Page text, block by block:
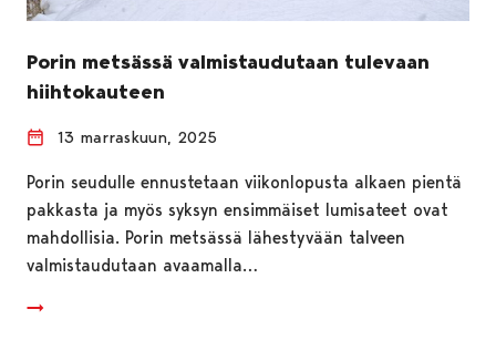
Porin metsässä valmistaudutaan tulevaan
hiihtokauteen
13 marraskuun, 2025
Porin seudulle ennustetaan viikonlopusta alkaen pientä
pakkasta ja myös syksyn ensimmäiset lumisateet ovat
mahdollisia. Porin metsässä lähestyvään talveen
valmistaudutaan avaamalla…